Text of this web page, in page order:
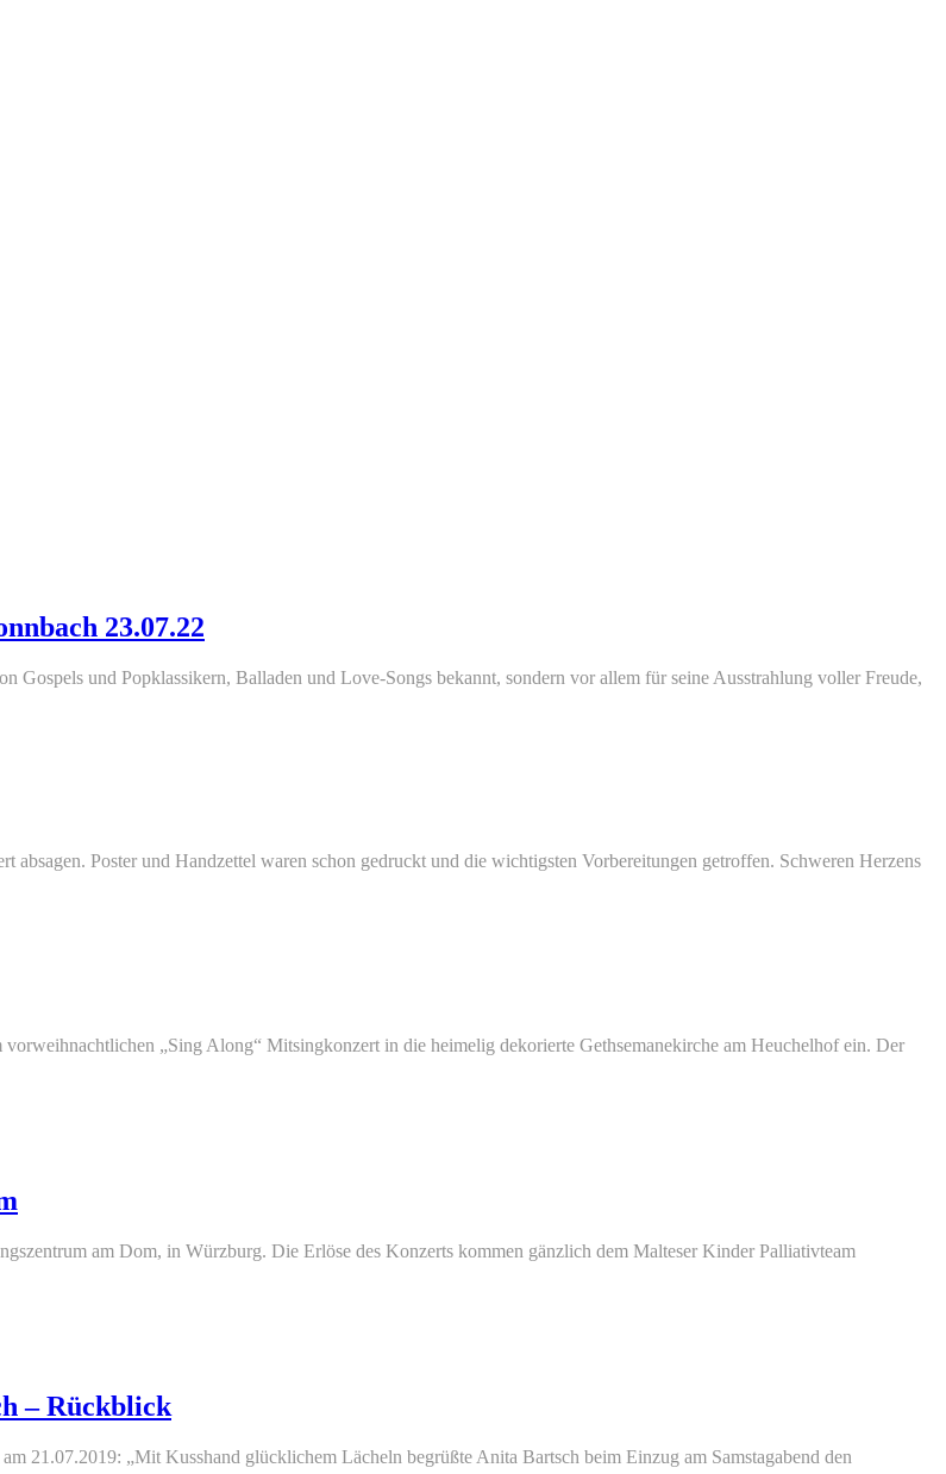
23.07.22
und Popklassikern, Balladen und Love-Songs bekannt, sondern vor allem für seine Ausstrahlung voller Freude,
Poster und Handzettel waren schon gedruckt und die wichtigsten Vorbereitungen getroffen. Schweren Herzens
„Sing Along“ Mitsingkonzert in die heimelig dekorierte Gethsemanekirche am Heuchelhof ein. Der
am Dom, in Würzburg. Die Erlöse des Konzerts kommen gänzlich dem Malteser Kinder Palliativteam
– Rückblick
21.07.2019: „Mit Kusshand glücklichem Lächeln begrüßte Anita Bartsch beim Einzug am Samstagabend den